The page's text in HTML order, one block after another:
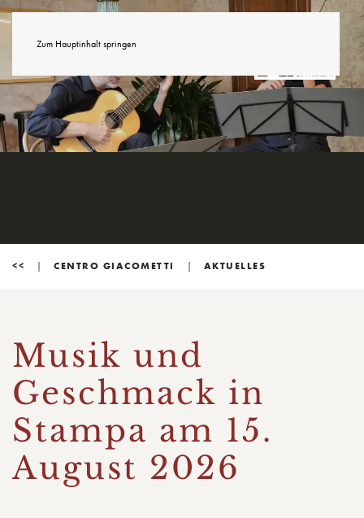
Zum Hauptinhalt springen
<< CENTRO GIACOMETTI AKTUELLES
Musik und
Geschmack in
Stampa am 15.
August 2026